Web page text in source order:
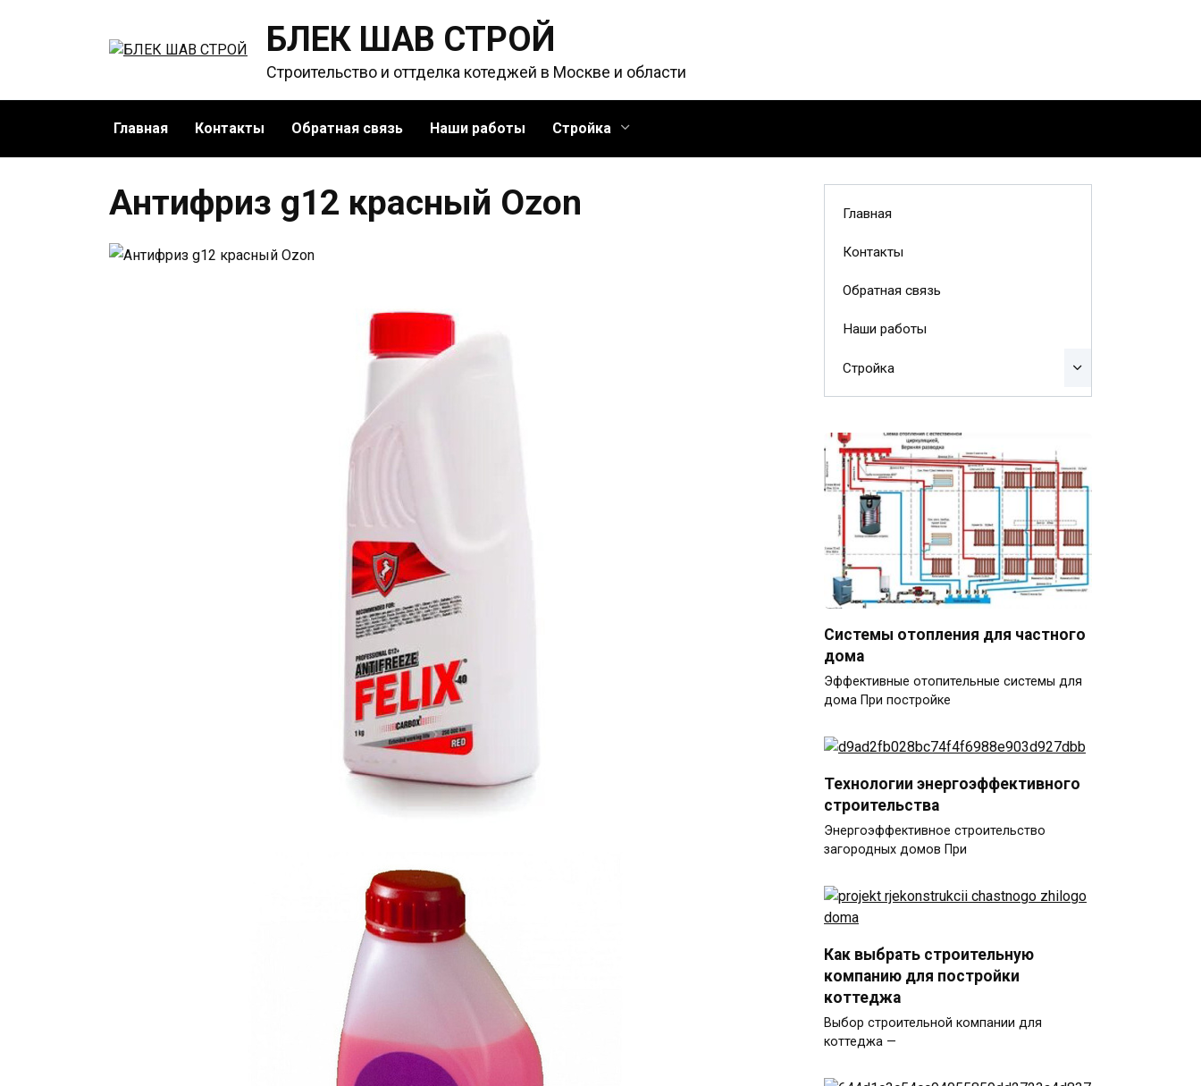
БЛЕК ШАВ СТРОЙ
Строительство и оттделка котеджей в Москве и области
Главная Контакты Обратная связь Наши работы Стройка
Антифриз g12 красный Ozon Главная
Контакты
Обратная связь
Наши работы
Стройка
Системы отопления для частного
дома
Эффективные отопительные системы для
дома При постройке
Технологии энергоэффективного
строительства
Энергоэффективное строительство
загородных домов При
Как выбрать строительную
компанию для постройки
коттеджа
Выбор строительной компании для
коттеджа —